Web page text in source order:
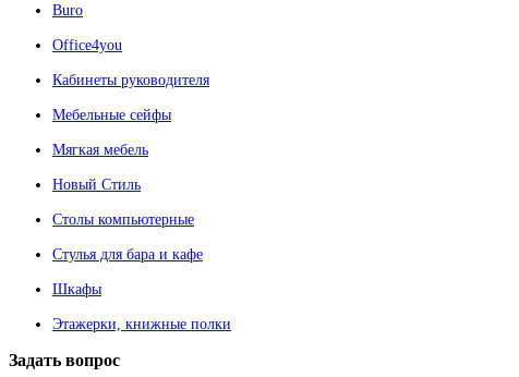
Buro
Office4you
Кабинеты руководителя
Мебельные сейфы
Мягкая мебель
Новый Стиль
Столы компьютерные
Стулья для бара и кафе
Шкафы
Этажерки, книжные полки
Задать вопрос